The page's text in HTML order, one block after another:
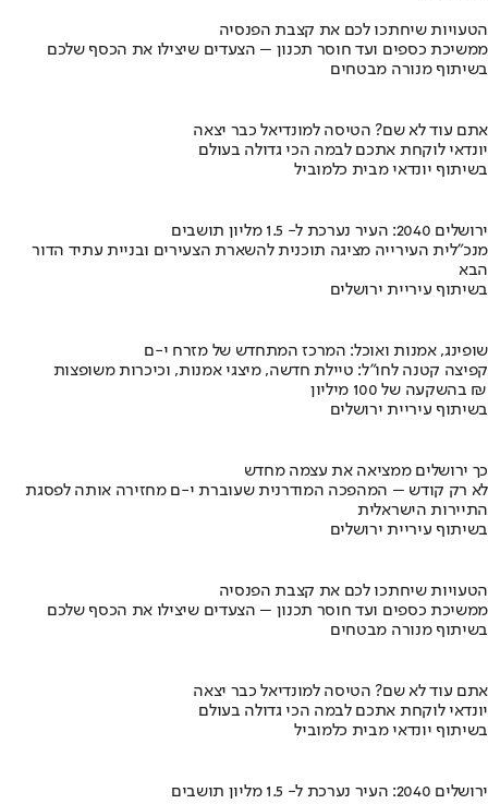
הטעויות שיחתכו לכם את קצבת הפנסיה
ממשיכת כספים ועד חוסר תכנון – הצעדים שיצילו את הכסף שלכם
בשיתוף מנורה מבטחים
אתם עוד לא שם? הטיסה למונדיאל כבר יצאה
יונדאי לוקחת אתכם לבמה הכי גדולה בעולם
בשיתוף יונדאי מבית כלמוביל
ירושלים 2040: העיר נערכת ל- 1.5 מליון תושבים
מנכ"לית העירייה מציגה תוכנית להשארת הצעירים ובניית עתיד הדור
הבא
בשיתוף עיריית ירושלים
שופינג, אמנות ואוכל: המרכז המתחדש של מזרח י-ם
קפיצה קטנה לחו"ל: טיילת חדשה, מיצגי אמנות, וכיכרות משופצות
בהשקעה של 100 מיליון ₪
בשיתוף עיריית ירושלים
כך ירושלים ממציאה את עצמה מחדש
לא רק קודש – המהפכה המודרנית שעוברת י-ם מחזירה אותה לפסגת
התיירות הישראלית
בשיתוף עיריית ירושלים
הטעויות שיחתכו לכם את קצבת הפנסיה
ממשיכת כספים ועד חוסר תכנון – הצעדים שיצילו את הכסף שלכם
בשיתוף מנורה מבטחים
אתם עוד לא שם? הטיסה למונדיאל כבר יצאה
יונדאי לוקחת אתכם לבמה הכי גדולה בעולם
בשיתוף יונדאי מבית כלמוביל
ירושלים 2040: העיר נערכת ל- 1.5 מליון תושבים